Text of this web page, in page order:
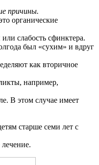
причины.
органические
слабость сфинктера.
был «сухим» и вдруг
как вторичное
например,
В этом случае имеет
старше семи лет с